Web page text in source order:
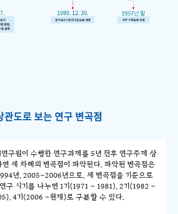
도로 보는 연구 변곡점
구원이 수행한 연구과제를 5년 전후 연구주제 상
세 차례의 변곡점이 파악된다. 파악된 변곡점은
년, 2005~2006년으로, 세 변곡점을 기준으로
구 시기를 나누면 1기(1971 ~ 1981), 2기(1982 ~
4기(2006 ~현재)로 구분할 수 있다.